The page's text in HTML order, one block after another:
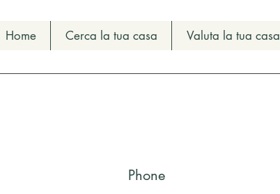
Home Cerca la tua casa Valuta la tua casa
Phone